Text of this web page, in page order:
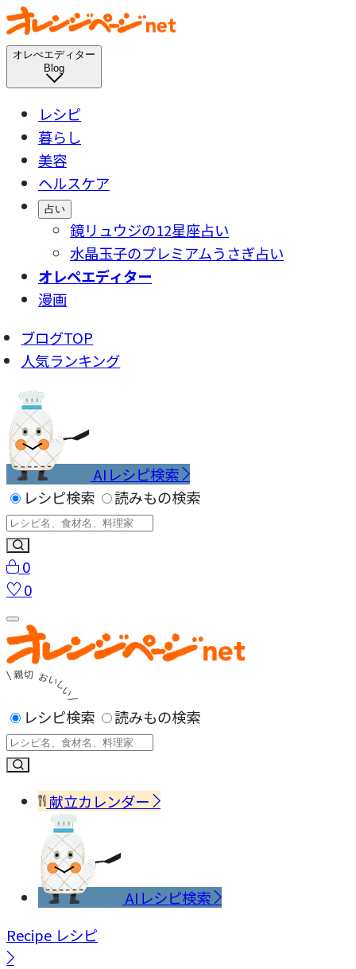
オレぺエディター
Blog
レシピ
暮らし
美容
ヘルスケア
占い
鏡リュウジの12星座占い
水晶玉子のプレミアムうさぎ占い
オレペエディター
漫画
ブログTOP
人気ランキング
AIレシピ検索
レシピ検索
読みもの検索
0
0
レシピ検索 読みもの検索
献立カレンダー
AIレシピ検索
Recipe レシピ